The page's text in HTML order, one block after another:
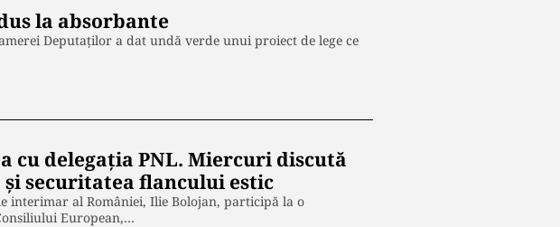
la absorbante
Deputaților a dat undă verde unui proiect de lege ce
cu delegația PNL. Miercuri discută
securitatea flancului estic
interimar al României, Ilie Bolojan, participă la o
European,…